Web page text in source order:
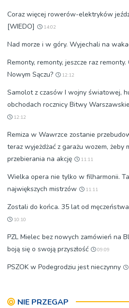
Coraz więcej rowerów-elektryków
[WIEDO]
14:02
Nad morze i w góry. Wyjechali na
Remonty, remonty, jeszcze raz
Nowym Sączu?
12:12
Samolot z czasów I wojny światowej,
obchodach rocznicy Bitwy
12:12
Remiza w Wawrzce zostanie
teraz wyjeżdżać z garażu wozem, żeby
przebierania na akcję
11:11
Wielka opera nie tylko w filharmonii.
największych mistrzów
11:11
Zostali do końca. 35 lat od
10:10
PZL Mielec bez nowych zamówień na
boją się o swoją przyszłość
09:09
PSZOK w Podegrodziu jest nieczynny
NIE PRZEGAP